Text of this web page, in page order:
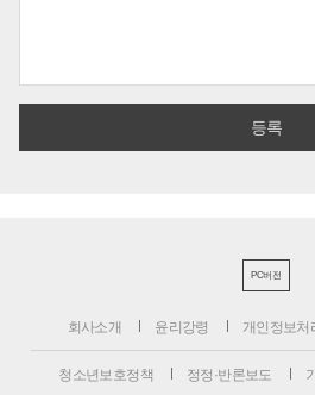
PC버전
회사소개 윤리강령 개인정보처
청소년보호정책 정정·반론보도